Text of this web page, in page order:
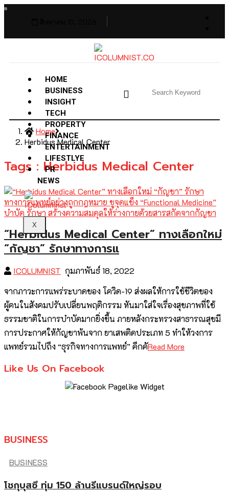
HOME
BUSINESS
INSIGHT
TECH
PROPERTY
FINANCE
ENTERTAINMENT
LIFESTLYE
PR
NEWS
X
Home
Herbidus Medical Center
Tags : Herbidus Medical Center
“Herbidus Medical Center” ทางเลือกใหม่
“กัญชา” รักษาทางการแ
ICOLUMNIST กุมภาพันธ์ 18, 2022
จากภาวะการแพร่ระบาดของ โควิด-19 ส่งผลให้การใช้ชีวิตของ
ผู้คนในสังคมปรับเปลี่ยนพฤติกรรม หันมาใส่ใจเรื่องสุขภาพที่ใช้
ธรรมชาติในการบำบัดมากยิ่งขึ้น ภายหลังกระทรวงสาธารณสุขมี
การประกาศให้กัญชาพ้นจาก ยาเสพติดประเภท 5 ทำให้วงการ
แพทย์รวมไปถึง “ธุรกิจทางการแพทย์” คึกคัRead More
Like Us On Facebook
BUSINESS
BUSINESS
โชกุบุสซึ ทุ่ม 150 ล้านรีแบรนด์ใหญ่รอบ